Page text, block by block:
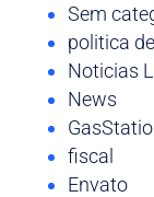
Sem
politica
Noticias
News
fiscal
Envato